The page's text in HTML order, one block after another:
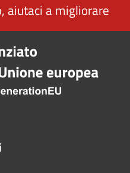
aiutaci a migliorare